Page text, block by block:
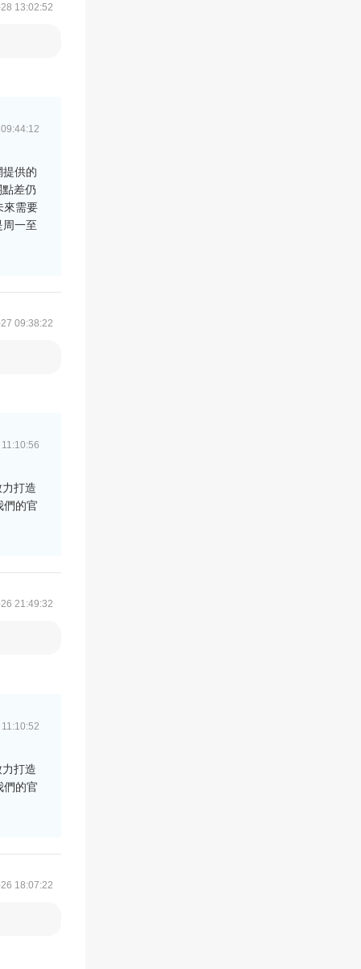
13:02:52
供的
差仍
來需要
一至
09:38:22
打造
們的官
21:49:32
打造
們的官
18:07:22